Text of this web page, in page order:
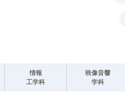
情報
工学科
映像音響
学科